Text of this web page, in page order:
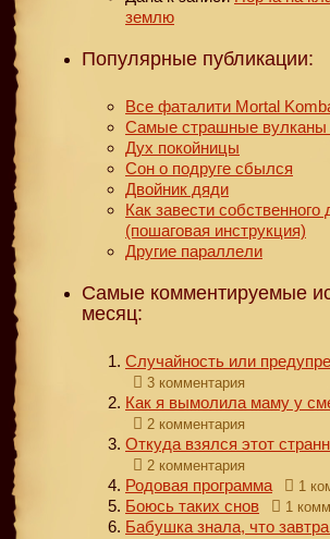
землю
Популярные публикации:
Все фаталити Mortal
Самые страшные вулканы
Дух покойницы
Сон о подруге сбылся
Двойник дяди
Как завести собственного
(пошаговая инструкция)
Другие параллели
Самые комментируемые
месяц:
Случайность или
3 комментария
Как я вымолила маму у
2 комментария
Откуда взялся этот
2 комментария
Родовая программа 1
Боюсь таких снов 1
Бабушка знала, что